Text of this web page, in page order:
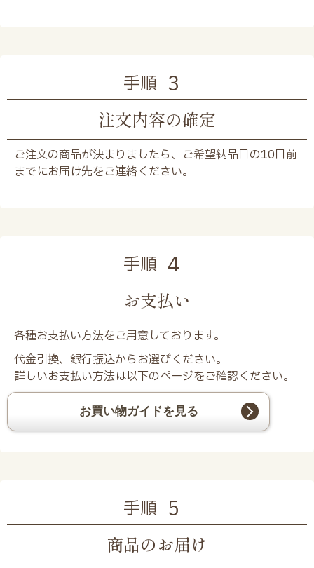
手順 3
注文内容の確定
ご注文の商品が決まりましたら、ご希望納品日の10日前
までにお届け先をご連絡ください。
手順 4
お支払い
各種お支払い方法をご用意しております。
代金引換、銀行振込からお選びください。
詳しいお支払い方法は以下のページをご確認ください。
お買い物ガイドを見る
手順 5
商品のお届け